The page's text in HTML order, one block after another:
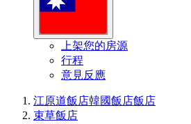
上架您的房源
行程
意見反應
江原道飯店韓國飯店飯店
束草飯店